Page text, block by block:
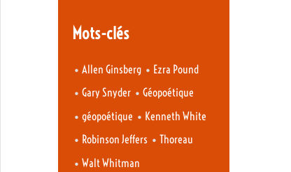
Mots-clés
• Allen Ginsberg • Ezra Pound
• Gary Snyder •Géopoétique
• géopoétique • Kenneth White
• Robinson Jeffers •Thoreau
• Walt Whitman